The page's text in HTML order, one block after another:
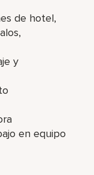
de hotel,
y
en equipo